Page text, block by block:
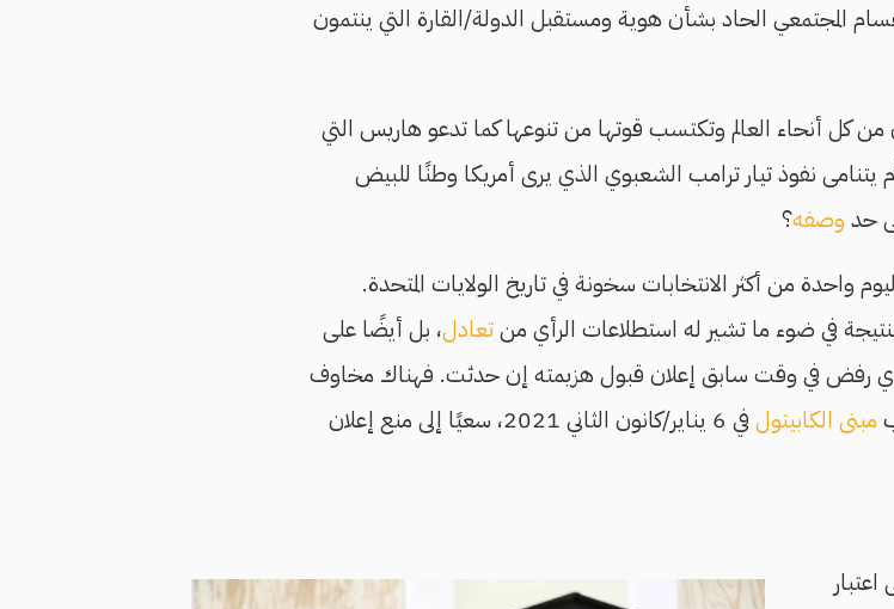
المجتمعي الحاد بشأن هوية ومستقبل الدولة/القارة التي ينتمون
كل أنحاء العالم وتكتسب قوتها من تنوعها كما تدعو هاريس التي
نفوذ تيار ترامب الشعبوي الذي يرى أمريكا وطنًا للبيض
حد وصفه؟
واحدة من أكثر الانتخابات سخونة في تاريخ الولايات المتحدة.
في ضوء ما تشير له استطلاعات الرأي منتعادل، بل أيضًا على
رفض في وقت سابق إعلان قبول هزيمته إن حدثت. فهناك مخاوف
مبنى الكابيتول
في 6 يناير/كانون الثاني 2021، سعيًا إلى منع إعلان